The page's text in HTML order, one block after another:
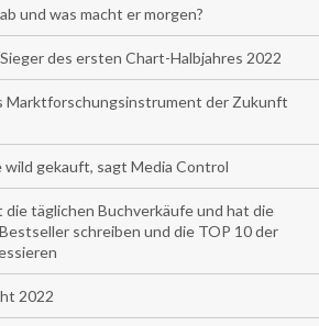
und was macht er morgen?
des ersten Chart-Halbjahres 2022
Marktforschungsinstrument der Zukunft
gekauft, sagt Media Control
die täglichen Buchverkäufe und hat die
schreiben und die TOP 10 der
2022